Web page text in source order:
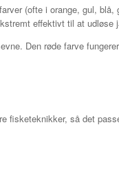
(ofte i orange, gul,
effektivt til at udløse
Den røde farve
fisketeknikker, så det